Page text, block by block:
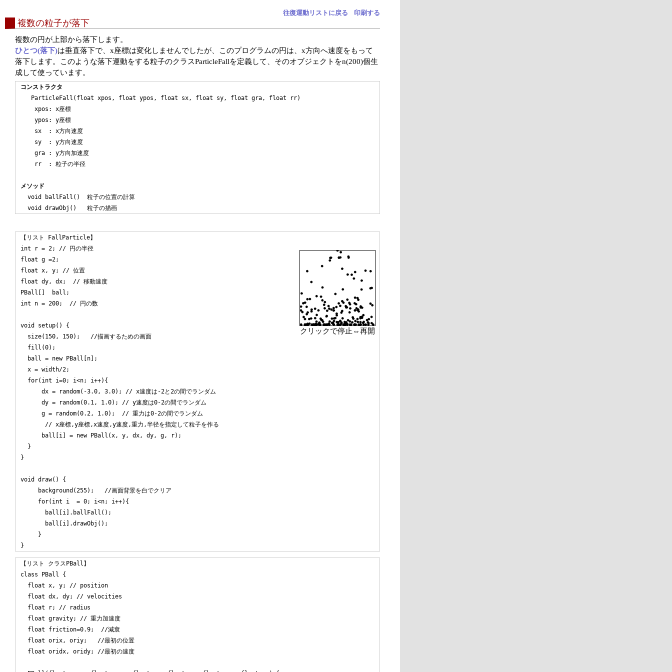
往復運動リストに戻る 印刷する
複数の粒子が落下
複数の円が上部から落下します。
ひとつ(落下)は垂直落下で、x座標は変化しませんでしたが、このプログラムの円は、x方向へ速度をもって
落下します。このような落下運動をする粒子のクラスParticleFallを定義して、そのオブジェクトをn(200)個生
成して使っています。
コンストラクタ
   ParticleFall(float xpos, float ypos, float sx, float sy, float gra, float rr)
    xpos: x座標
    ypos: y座標
    sx  : x方向速度
    sy  : y方向速度
    gra : y方向加速度
    rr  : 粒子の半径
メソッド
  void ballFall()  粒子の位置の計算
クリックで停止⇔再開
【リスト FallParticle】
int r = 2; // 円の半径
float g =2;
float x, y; // 位置
float dy, dx;  // 移動速度
PBall[]  ball;
int n = 200;  // 円の数
void setup() {
  size(150, 150);   //描画するための画面
  fill(0);
  ball = new PBall[n];
  x = width/2;
  for(int i=0; i<n; i++){
      dx = random(-3.0, 3.0); // x速度は-2と2の間でランダム
      dy = random(0.1, 1.0); // y速度は0-2の間でランダム
      g = random(0.2, 1.0);  // 重力は0-2の間でランダム
       // x座標,y座標,x速度,y速度,重力,半径を指定して粒子を作る
      ball[i] = new PBall(x, y, dx, dy, g, r);
  }
}
void draw() {
     background(255);   //画面背景を白でクリア
     for(int i  = 0; i<n; i++){
       ball[i].ballFall();
       ball[i].drawObj();
     }
【リスト クラスPBall】
class PBall {
  float x, y; // position
  float dx, dy; // velocities
  float r; // radius
  float gravity; // 重力加速度
  float friction=0.9;  //減衰
  float orix, oriy;   //最初の位置
  float oridx, oridy; //最初の速度